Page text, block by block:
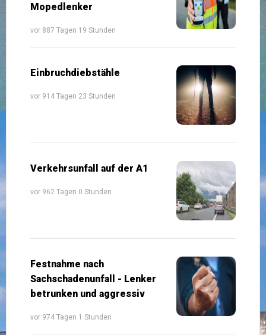
Mopedlenker
vor 887 Tagen 19 Stunden
Einbruchdiebstähle
vor 914 Tagen 23 Stunden
Verkehrsunfall auf der A1
vor 962 Tagen 0 Stunden
Festnahme nach
Sachschadenunfall - Lenker
betrunken und aggressiv
vor 974 Tagen 1 Stunden